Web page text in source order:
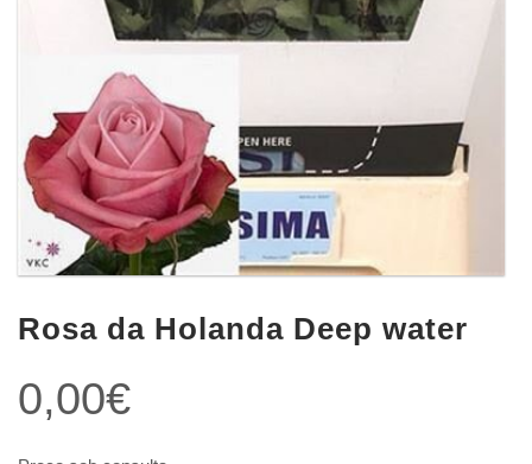
Rosa da Holanda Deep water
0,00€